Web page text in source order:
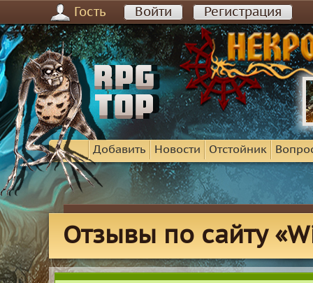
Гость Войти Регистрация
Добавить Новости Отстойник
Отзывы по сайту